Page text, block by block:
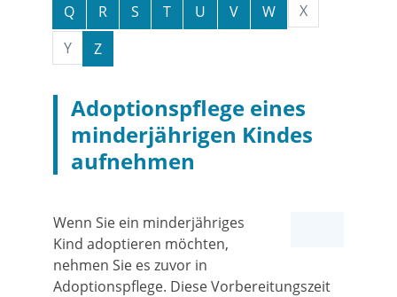
Q
R S T U V W
X
Y
Z
Adoptionspflege eines
minderjährigen Kindes
aufnehmen
Wenn Sie ein minderjähriges
Kind adoptieren möchten,
nehmen Sie es zuvor in
Adoptionspflege. Diese Vorbereitungszeit